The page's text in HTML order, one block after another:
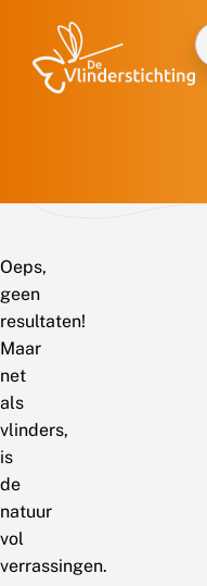
Oeps,
geen
resultaten!
Maar
net
als
vlinders,
is
de
natuur
vol
verrassingen.